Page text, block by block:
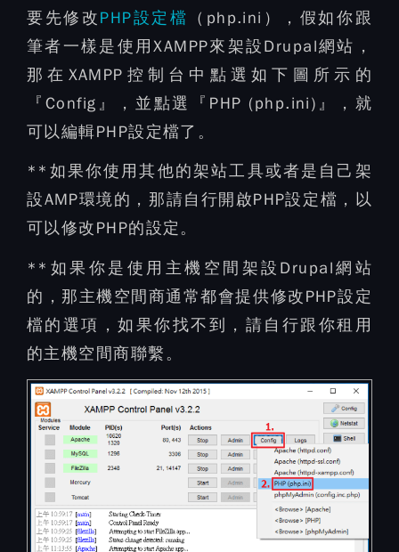
要先修改PHP設定檔
（php.ini），假如你跟
筆者一樣是使用XAMPP來架設Drupal網站，
那在XAMPP控制台中點選如下圖所示的
『Config』，並點選『PHP (php.ini)』，就
可以編輯PHP設定檔了。
**如果你使用其他的架站工具或者是自己架
設AMP環境的，那請自行開啟PHP設定檔，以
可以修改PHP的設定。
**如果你是使用主機空間架設Drupal網站
的，那主機空間商通常都會提供修改PHP設定
檔的選項，如果你找不到，請自行跟你租用
的主機空間商聯繫。